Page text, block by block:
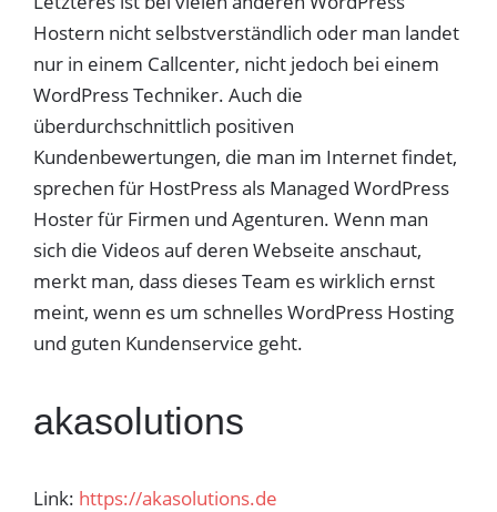
Hostern nicht selbstverständlich oder man landet
nur in einem Callcenter, nicht jedoch bei einem
WordPress Techniker. Auch die
überdurchschnittlich positiven
Kundenbewertungen, die man im Internet findet,
sprechen für HostPress als Managed WordPress
Hoster für Firmen und Agenturen. Wenn man
sich die Videos auf deren Webseite anschaut,
merkt man, dass dieses Team es wirklich ernst
meint, wenn es um schnelles WordPress Hosting
und guten Kundenservice geht.
akasolutions
Link: https://akasolutions.de